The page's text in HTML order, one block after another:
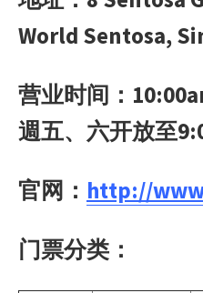
World Sentosa,
营业时间：
週五、六开放至
官网： http://
门票分类：